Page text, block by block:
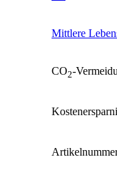
Mittlere
CO2-